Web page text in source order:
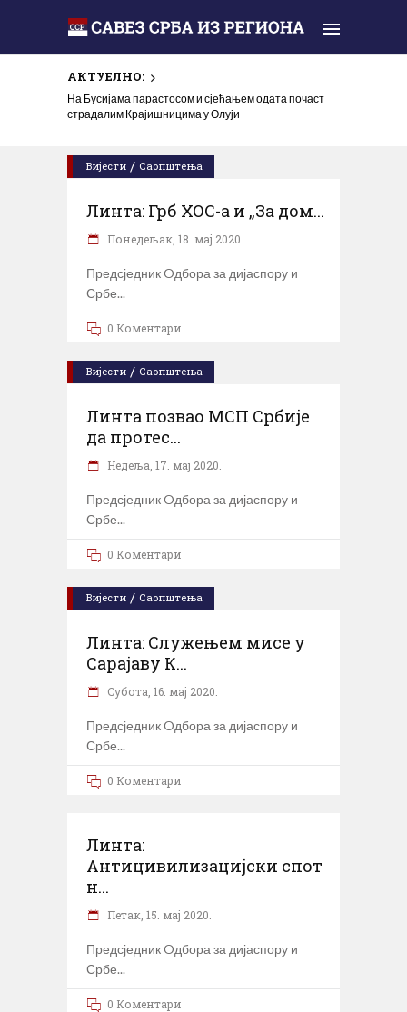
АКТУЕЛНО:
На Бусијама парастосом и сјећањем одата почаст
страдалим Крајишницима у Олуји
Вијести / Саопштења
Линта: Грб ХОС-а и „За дом...
Понедељак, 18. мај 2020.
Предсједник Oдбора за дијаспору и
Србе
0 Коментари
Вијести / Саопштења
Линта позвао МСП Србије
да протес...
Недеља, 17. мај 2020.
Предсједник Oдбора за дијаспору и
Србе
0 Коментари
Вијести / Саопштења
Линта: Служењем мисе у
Сарајаву К...
Субота, 16. мај 2020.
Предсједник Oдбора за дијаспору и
Србе
0 Коментари
Линта:
Антицивилизацијски спот
н...
Петак, 15. мај 2020.
Предсједник Oдбора за дијаспору и
Србе
0 Коментари